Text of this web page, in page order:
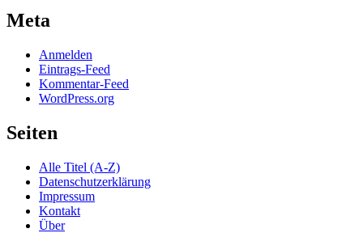
Meta
Anmelden
Eintrags-Feed
Kommentar-Feed
WordPress.org
Seiten
Alle Titel (A-Z)
Datenschutzerklärung
Impressum
Kontakt
Über